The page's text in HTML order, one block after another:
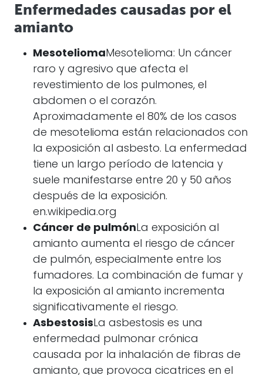
Enfermedades causadas por el
amianto
MesoteliomaMesotelioma: Un cáncer
raro y agresivo que afecta el
revestimiento de los pulmones, el
abdomen o el corazón.
Aproximadamente el 80% de los casos
de mesotelioma están relacionados con
la exposición al asbesto. La enfermedad
tiene un largo período de latencia y
suele manifestarse entre 20 y 50 años
después de la exposición.
en.wikipedia.org
Cáncer de pulmónLa exposición al
amianto aumenta el riesgo de cáncer
de pulmón, especialmente entre los
fumadores. La combinación de fumar y
la exposición al amianto incrementa
significativamente el riesgo.
AsbestosisLa asbestosis es una
enfermedad pulmonar crónica
causada por la inhalación de fibras de
amianto, que provoca cicatrices en el